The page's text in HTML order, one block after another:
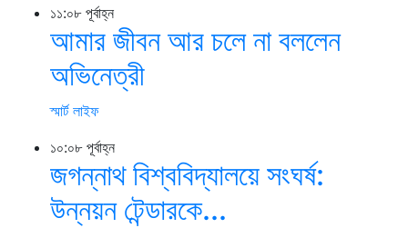
১১:০৮ পূর্বাহ্ন
আমার জীবন আর চলে না বললেন
অভিনেত্রী
স্মার্ট লাইফ
১০:০৮ পূর্বাহ্ন
জগন্নাথ বিশ্ববিদ্যালয়ে সংঘর্ষ:
উন্নয়ন টেন্ডারকে...